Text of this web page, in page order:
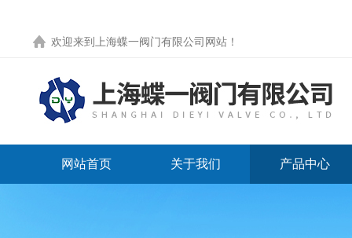
欢迎来到 上海蝶一阀门有限公司网站 ！
网站首页 关于我们 产品中心